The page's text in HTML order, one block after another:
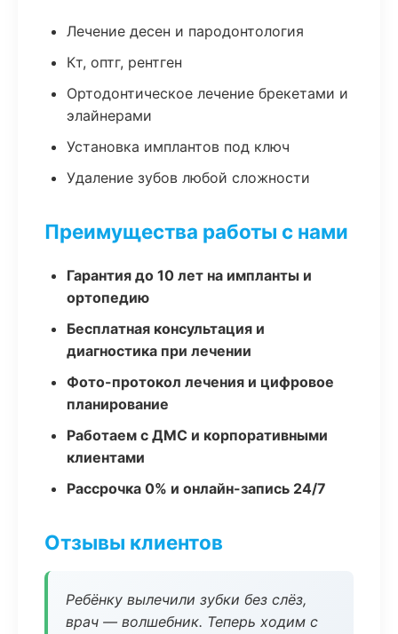
Лечение десен и пародонтология
Кт, оптг, рентген
Ортодонтическое лечение брекетами и
элайнерами
Установка имплантов под ключ
Удаление зубов любой сложности
Преимущества работы с нами
Гарантия до 10 лет на импланты и
ортопедию
Бесплатная консультация и
диагностика при лечении
Фото-протокол лечения и цифровое
планирование
Работаем с ДМС и корпоративными
клиентами
Рассрочка 0% и онлайн-запись 24/7
Отзывы клиентов
Ребёнку вылечили зубки без слёз,
врач — волшебник. Теперь ходим с